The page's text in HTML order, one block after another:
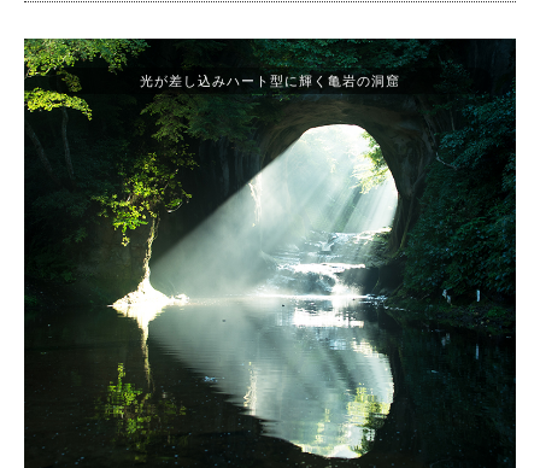
光が差し込みハート型に輝く亀岩の洞窟